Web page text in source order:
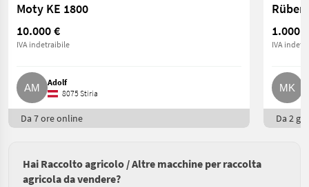
Moty KE 1800
10.000 €
IVA indetraibile
Adolf
8075 Stiria
Da 7 ore online
1.000 €
IVA
Da 2
Hai Raccolto agricolo / Altre macchine per raccolta
agricola da vendere?